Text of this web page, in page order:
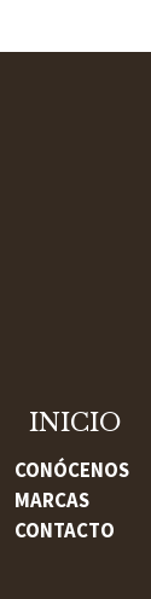
CONÓCENOS
MARCAS
CONTACTO